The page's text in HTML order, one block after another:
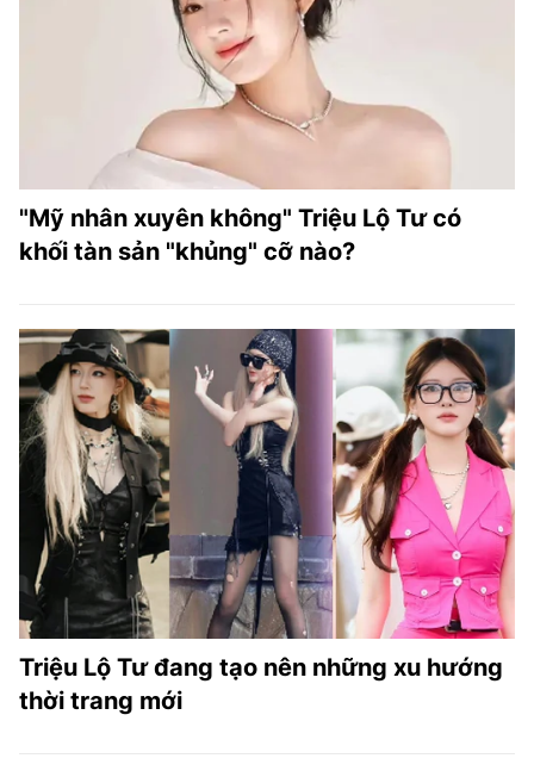
"Mỹ nhân xuyên không" Triệu Lộ Tư có
khối tàn sản "khủng" cỡ nào?
Triệu Lộ Tư đang tạo nên những xu hướng
thời trang mới